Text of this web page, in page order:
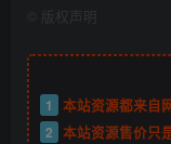
版权声明
1
本站资源都来自
2 本站资源售价只